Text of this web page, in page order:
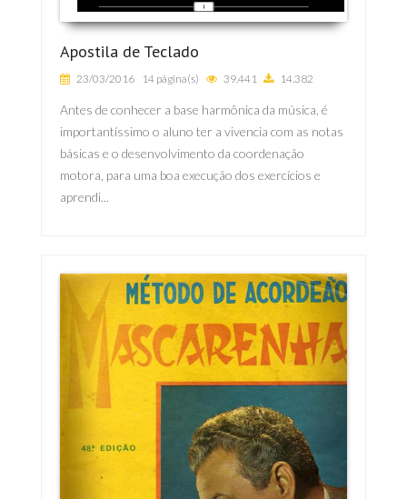
Apostila de Teclado
23/03/2016 14 página(s) 39.441 14.382
Antes de conhecer a base harmônica da música, é
importantíssimo o aluno ter a vivencia com as notas
básicas e o desenvolvimento da coordenação
motora, para uma boa execução dos exercícios e
aprendi...